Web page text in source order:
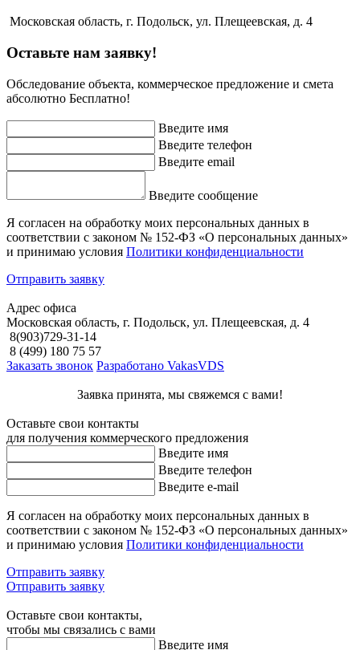
Московская область, г. Подольск, ул. Плещеевская, д. 4
Оставьте нам заявку!
Обследование объекта, коммерческое предложение и смета
абсолютно Бесплатно!
Введите имя
Введите телефон
Введите email
Введите сообщение
Я согласен на обработку моих персональных данных в
соответствии с законом № 152-ФЗ «О персональных данных»
и принимаю условия Политики конфиденциальности
Отправить заявку
Адрес офиса
Московская область, г. Подольск, ул. Плещеевская, д. 4
8(903)729-31-14
8 (499) 180 75 57
Заказать звонок Разработано VakasVDS
Заявка принята, мы свяжемся с вами!
Оставьте свои контакты
для получения коммерческого предложения
Введите имя
Введите телефон
Введите e-mail
Я согласен на обработку моих персональных данных в
соответствии с законом № 152-ФЗ «О персональных данных»
и принимаю условия Политики конфиденциальности
Отправить заявку
Отправить заявку
Оставьте свои контакты,
чтобы мы связались с вами
Введите имя